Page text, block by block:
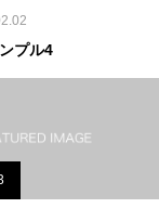
プル4